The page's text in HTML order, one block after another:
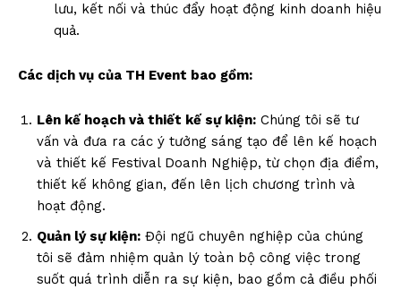
lưu, kết nối và thúc đẩy hoạt động kinh doanh hiệu
quả.
Các dịch vụ của TH Event bao gồm:
Lên kế hoạch và thiết kế sự kiện: Chúng tôi sẽ tư
vấn và đưa ra các ý tưởng sáng tạo để lên kế hoạch
và thiết kế Festival Doanh Nghiệp, từ chọn địa điểm,
thiết kế không gian, đến lên lịch chương trình và
hoạt động.
Quản lý sự kiện: Đội ngũ chuyên nghiệp của chúng
tôi sẽ đảm nhiệm quản lý toàn bộ công việc trong
suốt quá trình diễn ra sự kiện, bao gồm cả điều phối